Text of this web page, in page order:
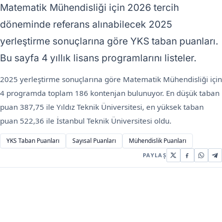
Matematik Mühendisliği için 2026 tercih
döneminde referans alınabilecek 2025
yerleştirme sonuçlarına göre YKS taban puanları.
Bu sayfa 4 yıllık lisans programlarını listeler.
2025 yerleştirme sonuçlarına göre Matematik Mühendisliği için
4 programda toplam 186 kontenjan bulunuyor. En düşük taban
puan 387,75 ile Yıldız Teknik Üniversitesi, en yüksek taban
puan 522,36 ile İstanbul Teknik Üniversitesi oldu.
YKS Taban Puanları Sayısal Puanları Mühendislik Puanları
PAYLAŞ